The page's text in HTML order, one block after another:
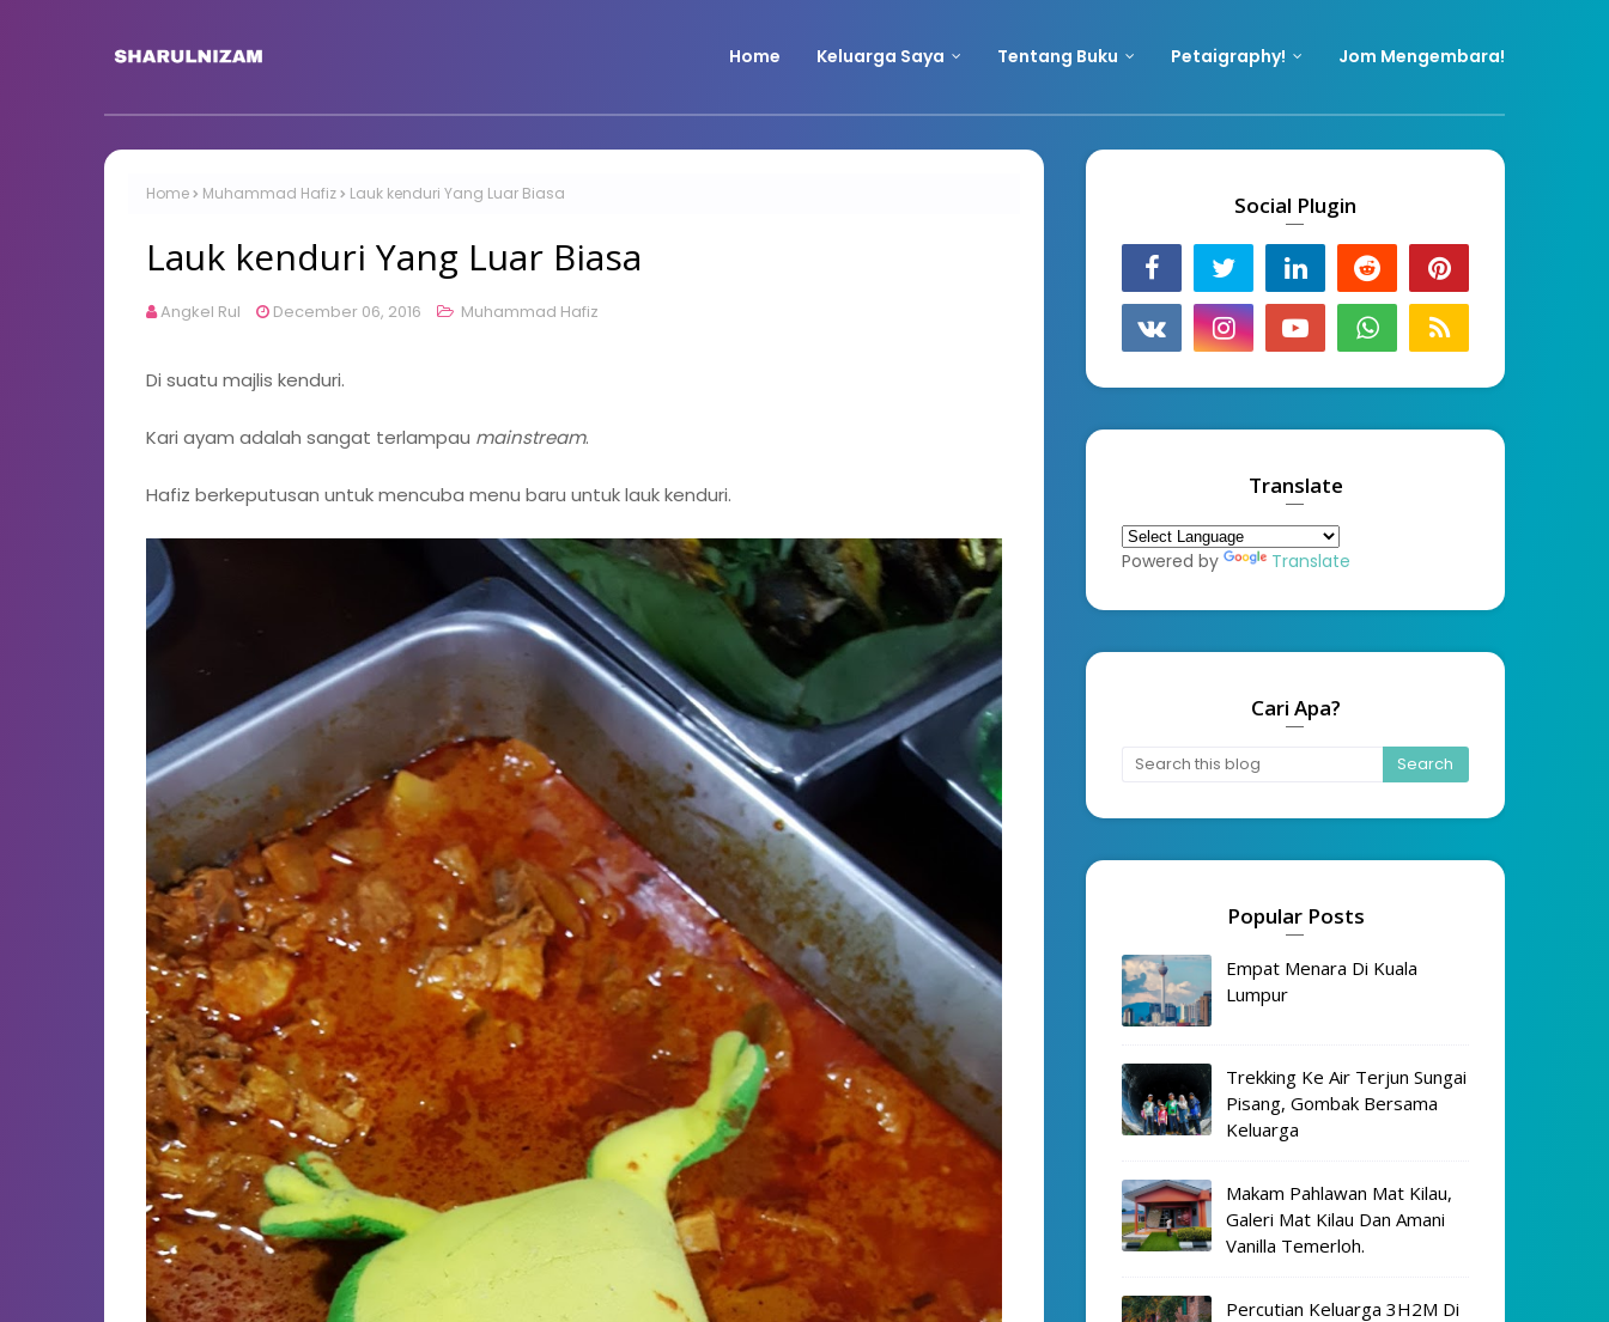
Home Keluarga Saya Tentang Buku Petaigraphy! Jom Mengembara!
Home Muhammad Hafiz Lauk kenduri Yang Luar Biasa
Lauk kenduri Yang Luar Biasa
Angkel Rul December 06, 2016 Muhammad Hafiz
Di suatu majlis kenduri.
Kari ayam adalah sangat terlampau mainstream.
Hafiz berkeputusan untuk mencuba menu baru untuk lauk kenduri.
Social Plugin
Translate
Powered by Translate
Cari Apa?
Popular Posts
Empat Menara Di Kuala
Lumpur
Trekking Ke Air Terjun Sungai
Pisang, Gombak Bersama
Keluarga
Makam Pahlawan Mat Kilau,
Galeri Mat Kilau Dan Amani
Vanilla Temerloh.
Percutian Keluarga 3H2M Di